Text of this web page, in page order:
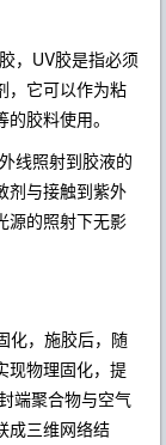
，UV胶是指必须
，它可以作为粘
胶料使用。
线照射到胶液的
剂与接触到紫外
源的照射下无影
化，施胶后，随
现物理固化，提
端聚合物与空气
成三维网络结